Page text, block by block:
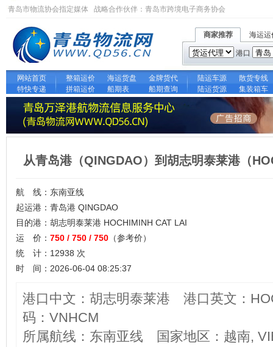
青岛市物流协会指定媒体 战略合作伙伴： 青岛市跨境电子商务协会
商家推荐 海运运
港口
网站首页 整箱运价 海运货盘 金牌货代 陆运车源
散货专线
特快专递
拼箱运价 船期表 船期查询 陆运货源 集装箱车
从青岛港（QINGDAO）到胡志明泰莱港（
航 线：东南亚线
起运港：青岛港 QINGDAO
目的港：胡志明泰莱港 HOCHIMINH CAT LAI
运 价： 750 / 750 / 750 （参考价）
统 计：12938 次
时 间：2026-06-04 08:25:37
港口中文：胡志明泰莱港 港口英文：
码：VNHCM
所属航线：东南亚线 国家地区：越南,